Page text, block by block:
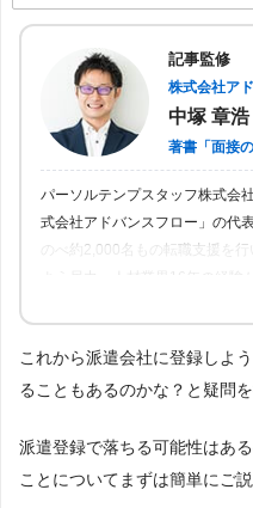
記事監修
株式会社ア
中塚 章浩
著書「面接
パーソルテンプスタッフ株式会
式会社アドバンスフロー」の代表
のべ約2,000名もの転職支援を
これから派遣会社に登録しよ
ることもあるのかな？と疑問
派遣登録で落ちる可能性はあ
ことについてまずは簡単にご説